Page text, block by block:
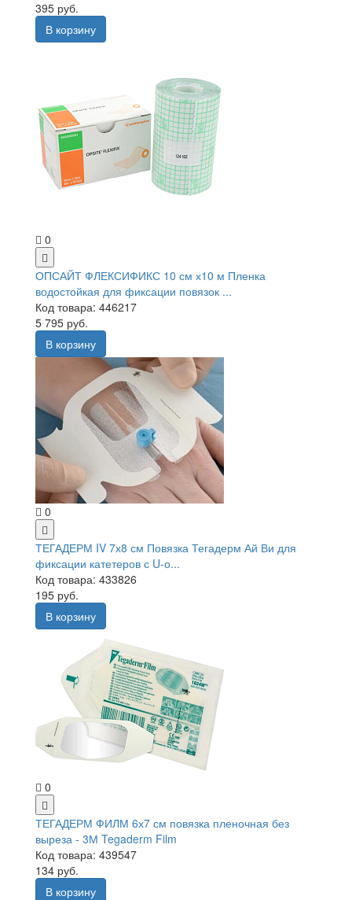
395 руб.
В корзину
0
ОПСАЙТ ФЛЕКСИФИКС 10 см х10 м Пленка
водостойкая для фиксации повязок ...
Код товара: 446217
5 795 руб.
В корзину
0
ТЕГАДЕРМ IV 7х8 см Повязка Тегадерм Ай Ви для
фиксации катетеров с U-о...
Код товара: 433826
195 руб.
В корзину
0
ТЕГАДЕРМ ФИЛМ 6х7 см повязка пленочная без
выреза - 3М Tegaderm Film
Код товара: 439547
134 руб.
В корзину